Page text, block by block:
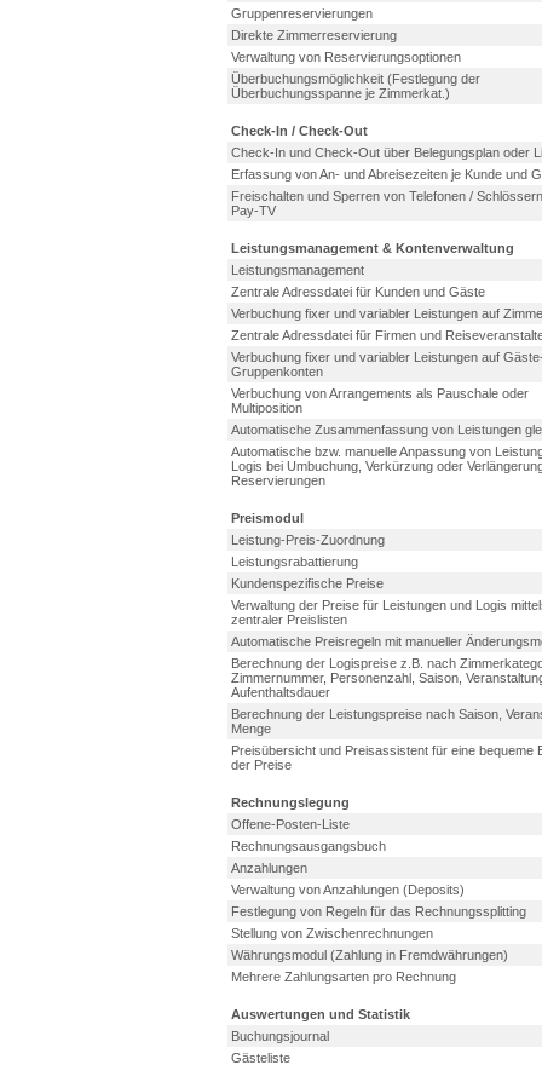
Gruppenreservierungen
Direkte Zimmerreservierung
Verwaltung von Reservierungsoptionen
Überbuchungsmöglichkeit (Festlegung der
Überbuchungsspanne je Zimmerkat.)
Check-In / Check-Out
Check-In und Check-Out über Belegungsplan oder
Erfassung von An- und Abreisezeiten je Kunde und
Freischalten und Sperren von Telefonen /
Pay-TV
Leistungsmanagement & Kontenverwaltung
Leistungsmanagement
Zentrale Adressdatei für Kunden und Gäste
Verbuchung fixer und variabler Leistungen auf
Zentrale Adressdatei für Firmen und
Verbuchung fixer und variabler Leistungen auf
Gruppenkonten
Verbuchung von Arrangements als Pauschale oder
Multiposition
Automatische Zusammenfassung von Leistungen
Automatische bzw. manuelle Anpassung von
Logis bei Umbuchung, Verkürzung oder
Reservierungen
Preismodul
Leistung-Preis-Zuordnung
Leistungsrabattierung
Kundenspezifische Preise
Verwaltung der Preise für Leistungen und Logis
zentraler Preislisten
Automatische Preisregeln mit manueller
Berechnung der Logispreise z.B. nach
Zimmernummer, Personenzahl, Saison,
Aufenthaltsdauer
Berechnung der Leistungspreise nach Saison,
Menge
Preisübersicht und Preisassistent für eine bequeme
der Preise
Rechnungslegung
Offene-Posten-Liste
Rechnungsausgangsbuch
Anzahlungen
Verwaltung von Anzahlungen (Deposits)
Festlegung von Regeln für das Rechnungssplitting
Stellung von Zwischenrechnungen
Währungsmodul (Zahlung in Fremdwährungen)
Mehrere Zahlungsarten pro Rechnung
Auswertungen und Statistik
Buchungsjournal
Gästeliste